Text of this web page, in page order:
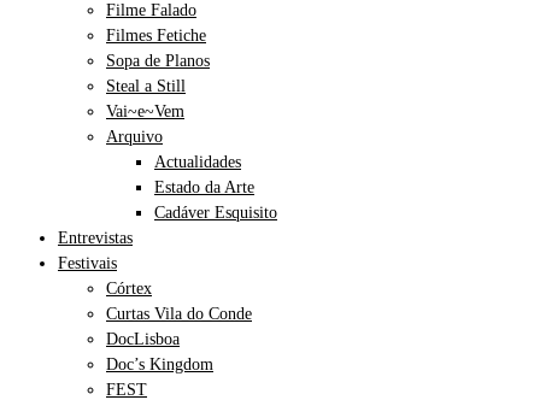
Filme Falado
Filmes Fetiche
Sopa de Planos
Steal a Still
Vai~e~Vem
Arquivo
Actualidades
Estado da Arte
Cadáver Esquisito
Entrevistas
Festivais
Córtex
Curtas Vila do Conde
DocLisboa
Doc’s Kingdom
FEST